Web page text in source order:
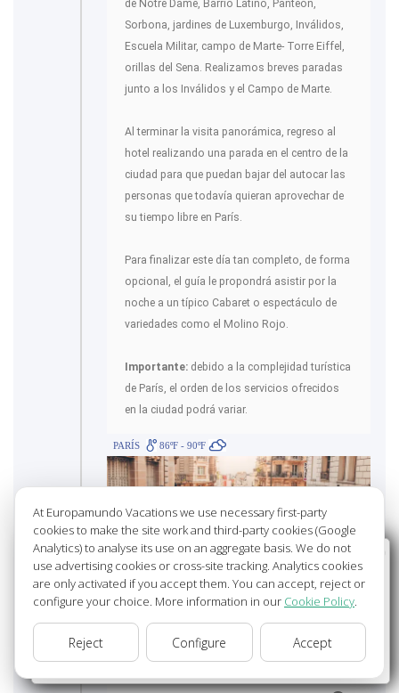
de Notre Dame, Barrio Latino, Panteón,
Sorbona, jardines de Luxemburgo, Inválidos,
Escuela Militar, campo de Marte- Torre Eiffel,
orillas del Sena. Realizamos breves paradas
junto a los Inválidos y el Campo de Marte.
Al terminar la visita panorámica, regreso al
hotel realizando una parada en el centro de la
ciudad para que puedan bajar del autocar las
personas que todavía quieran aprovechar de
su tiempo libre en París.
Para finalizar este día tan completo, de forma
opcional, el guía le propondrá asistir por la
noche a un típico Cabaret o espectáculo de
variedades como el Molino Rojo.
Importante: debido a la complejidad turística
de París, el orden de los servicios ofrecidos
en la ciudad podrá variar.
PARÍS 86ºF - 90ºF
Día 13 - JUE.
Wellcome to Europamundo Vacations, your in the
international site of:
Bienvenido a Europamundo Vacaciones, está usted en el
sitio internacional de:
USA(en) change/cambiar
At Europamundo Vacations we use necessary first-party
cookies to make the site work and third-party cookies (Google
Analytics) to analyse its use on an aggregate basis. We do not
use advertising cookies or cross-site tracking. Analytics cookies
are only activated if you accept them. You can accept, reject or
configure your choice. More information in our Cookie Policy.
Reject Configure Accept